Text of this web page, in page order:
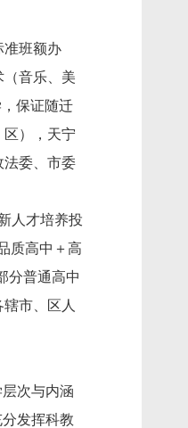
班额办
音乐、美
保证随迁
），天宁
法委、市委
人才培养投
质高中＋高
分普通高中
市、区人
次与内涵
发挥科教